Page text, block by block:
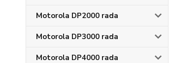
Motorola DP2000 rada
Motorola DP3000 rada
Motorola DP4000 rada